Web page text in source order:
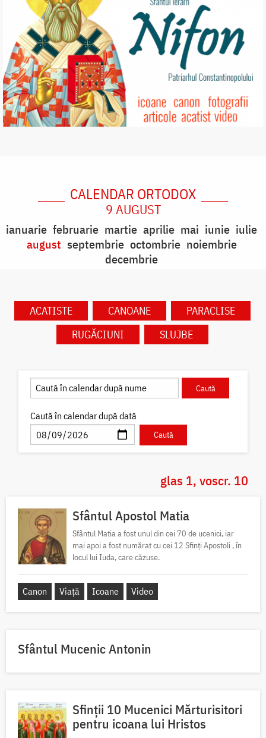
CALENDAR ORTODOX
9 AUGUST
ianuarie februarie martie aprilie mai iunie iulie
august septembrie octombrie noiembrie
decembrie
ACATISTE CANOANE
PARACLISE
RUGĂCIUNI
SLUJBE
Caută în calendar după dată
glas 1, voscr. 10
Sfântul Apostol Matia
Sfântul Matia a fost unul din cei 70 de ucenici, iar
mai apoi a fost numărat cu cei 12 Sfinți Apostoli , în
locul lui Iuda, care căzuse.
Canon Viață Icoane Video
Sfântul Mucenic Antonin
Sfinții 10 Mucenici Mărturisitori
pentru icoana lui Hristos